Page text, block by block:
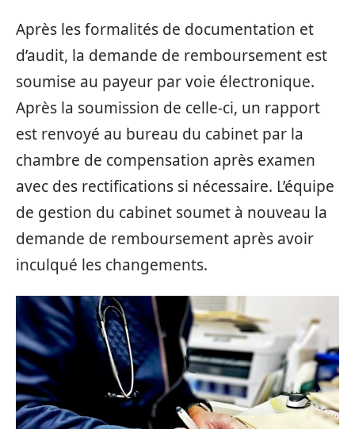
Après les formalités de documentation et
d’audit, la demande de remboursement est
soumise au payeur par voie électronique.
Après la soumission de celle-ci, un rapport
est renvoyé au bureau du cabinet par la
chambre de compensation après examen
avec des rectifications si nécessaire. L’équipe
de gestion du cabinet soumet à nouveau la
demande de remboursement après avoir
inculqué les changements.